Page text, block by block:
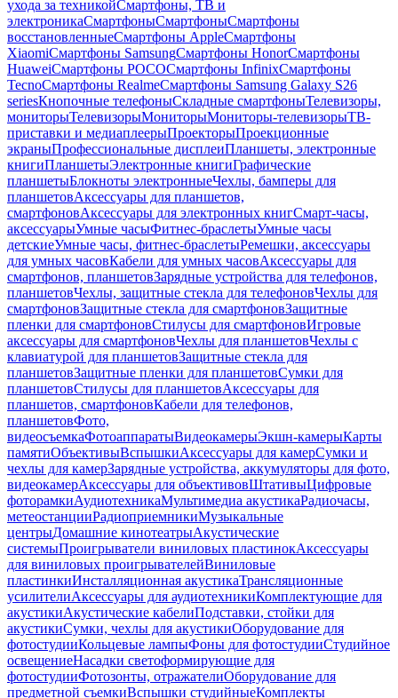
ухода за техникойСмартфоны, ТВ и
электроникаСмартфоныСмартфоныСмартфоны
восстановленныеСмартфоны AppleСмартфоны
XiaomiСмартфоны SamsungСмартфоны HonorСмартфоны
HuaweiСмартфоны POCOСмартфоны InfinixСмартфоны
TecnoСмартфоны RealmeСмартфоны Samsung Galaxy S26
seriesКнопочные телефоныСкладные смартфоныТелевизоры,
мониторыТелевизорыМониторыМониторы-телевизорыТВ-
приставки и медиаплеерыПроекторыПроекционные
экраныПрофессиональные дисплеиПланшеты, электронные
книгиПланшетыЭлектронные книгиГрафические
планшетыБлокноты электронныеЧехлы, бамперы для
планшетовАксессуары для планшетов,
смартфоновАксессуары для электронных книгСмарт-часы,
аксессуарыУмные часыФитнес-браслетыУмные часы
детскиеУмные часы, фитнес-браслетыРемешки, аксессуары
для умных часовКабели для умных часовАксессуары для
смартфонов, планшетовЗарядные устройства для телефонов,
планшетовЧехлы, защитные стекла для телефоновЧехлы для
смартфоновЗащитные стекла для смартфоновЗащитные
пленки для смартфоновСтилусы для смартфоновИгровые
аксессуары для смартфоновЧехлы для планшетовЧехлы с
клавиатурой для планшетовЗащитные стекла для
планшетовЗащитные пленки для планшетовСумки для
планшетовСтилусы для планшетовАксессуары для
планшетов, смартфоновКабели для телефонов,
планшетовФото,
видеосъемкаФотоаппаратыВидеокамерыЭкшн-камерыКарты
памятиОбъективыВспышкиАксессуары для камерСумки и
чехлы для камерЗарядные устройства, аккумуляторы для фото,
видеокамерАксессуары для объективовШтативыЦифровые
фоторамкиАудиотехникаМультимедиа акустикаРадиочасы,
метеостанцииРадиоприемникиМузыкальные
центрыДомашние кинотеатрыАкустические
системыПроигрыватели виниловых пластинокАксессуары
для виниловых проигрывателейВиниловые
пластинкиИнсталляционная акустикаТрансляционные
усилителиАксессуары для аудиотехникиКомплектующие для
акустикиАкустические кабелиПодставки, стойки для
акустикиСумки, чехлы для акустикиОборудование для
фотостудииКольцевые лампыФоны для фотостудииСтудийное
освещениеНасадки светоформирующие для
фотостудииФотозонты, отражателиОборудование для
предметной съемкиВспышки студийныеКомплекты